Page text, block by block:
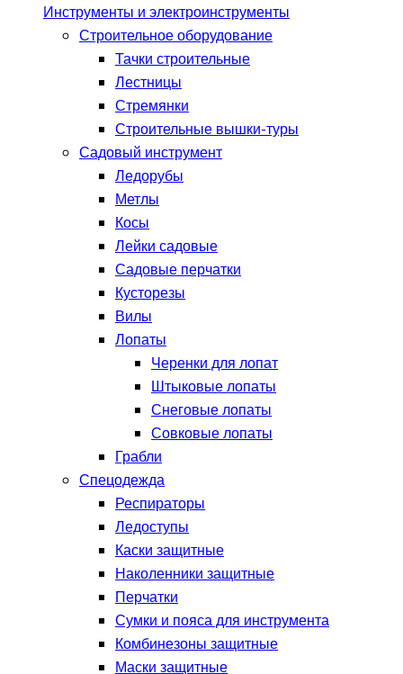
Инструменты и электроинструменты
Строительное оборудование
Тачки строительные
Лестницы
Стремянки
Строительные вышки-туры
Садовый инструмент
Ледорубы
Метлы
Косы
Лейки садовые
Садовые перчатки
Кусторезы
Вилы
Лопаты
Черенки для лопат
Штыковые лопаты
Снеговые лопаты
Совковые лопаты
Грабли
Спецодежда
Респираторы
Ледоступы
Каски защитные
Наколенники защитные
Перчатки
Сумки и пояса для инструмента
Комбинезоны защитные
Маски защитные